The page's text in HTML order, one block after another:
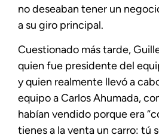
no deseaban tener un
a su giro principal.
Cuestionado más tarde,
quien fue presidente del
y quien realmente llevó a
equipo a Carlos Ahumada,
habían vendido porque era
tienes a la venta un carro: tú